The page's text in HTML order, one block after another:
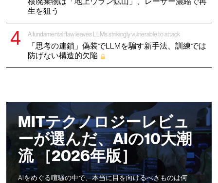
生を狙う
A fundamental flaw leaves LLMs strikingly vulnerable to attack
「思考の連鎖」偽装でLLMを騙す新手法、訓練では
防げない構造的欠陥
MITテクノロジーレビュ
ーが選んだ、AIの10大潮
流 ［2026年版］
AIをめぐる喧騒の中で、本当に目を向けるべきものは何